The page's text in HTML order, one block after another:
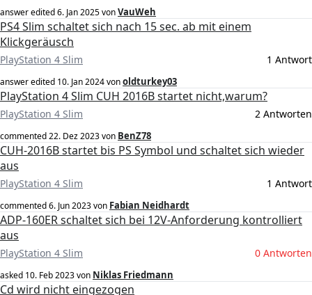
answer edited6. Jan 2025vonVauWeh
PS4 Slim schaltet sich nach 15 sec. ab mit einem
Klickgeräusch
PlayStation 4 Slim 1 Antwort
answer edited 10. Jan 2024vonoldturkey03
PlayStation 4 Slim CUH 2016B startet nicht,warum?
PlayStation 4 Slim 2 Antworten
commented22. Dez 2023von BenZ78
CUH-2016B startet bis PS Symbol und schaltet sich wieder
aus
PlayStation 4 Slim 1 Antwort
commented6. Jun 2023von Fabian Neidhardt
ADP-160ER schaltet sich bei 12V-Anforderung kontrolliert
aus
PlayStation 4 Slim 0 Antworten
asked 10. Feb 2023von Niklas Friedmann
Cd wird nicht eingezogen